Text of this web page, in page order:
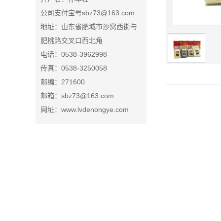
公司支付宝号sbz73@163.com
地址：山东省肥城市沙窝西街与
肥桃路交叉口西北角
电话：0538-3962998
传真：0538-3250058
邮编：271600
邮箱：sbz73@163.com
网址：www.lvdenongye.com